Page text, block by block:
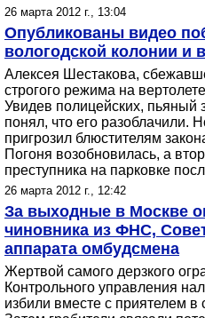
26 марта 2012 г., 13:04
Опубликованы видео
вологодской колонии и
Алексея Шестакова,
строгого режима на
Увидев полицейских, пьяный
понял, что его разоблачили.
пригрозил блюстителям
Погоня возобновилась, а
преступника на парковке
26 марта 2012 г., 12:42
За выходные в Москве
чиновника из ФНС,
аппарата омбудсмена
Жертвой самого дерзкого
Контрольного управления
избили вместе с приятелем в